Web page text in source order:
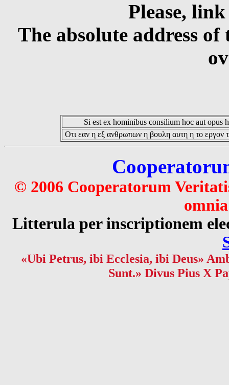
Please,
The absolute address
Si est ex hominibus consilium hoc aut opus
Οτι εαν η εξ ανθρωπων η βουλη αυτη η το εργον
© 2006 Cooperatorum
Litterula per inscriptionem
«Ubi Petrus, ibi Ecclesia, ibi Deus»
Sunt.» Divus Pius X